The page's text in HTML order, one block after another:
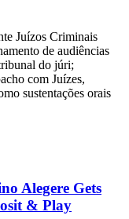
Juízos Criminais
de audiências
do júri;
com Juízes,
sustentações orais
Alegere Gets
& Play